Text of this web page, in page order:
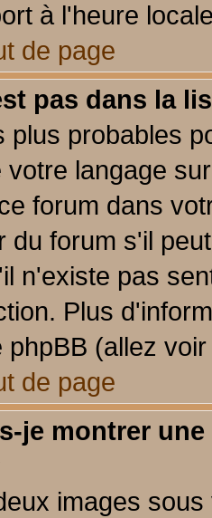
à l'heure
de page
pas dans la
plus probables
votre langage
forum dans
du forum s'il
n'existe pas
Plus
phpBB (allez
de page
je montrer
images